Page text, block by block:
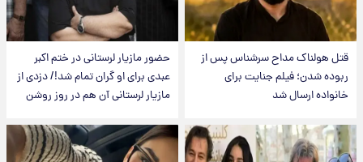
قتل هولناک مداح سرشناس پس از
ربوده شدن؛ فیلم جنایت برای
خانواده ارسال شد
حضور مازیار لرستانی در ختم اکبر
عبدی برای او گران تمام شد!/ دزدی از
مازیار لرستانی آن هم در روز روشن